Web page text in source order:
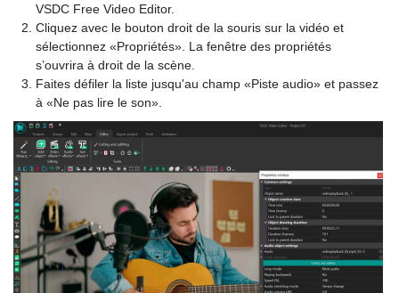
VSDC Free Video Editor.
Cliquez avec le bouton droit de la souris sur la vidéo et
sélectionnez «Propriétés». La fenêtre des propriétés
s’ouvrira à droit de la scène.
Faites défiler la liste jusqu'au champ «Piste audio» et passez
à «Ne pas lire le son».